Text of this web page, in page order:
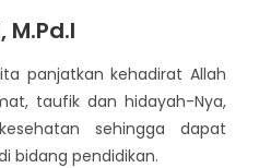
M.Pd.I
panjatkan kehadirat Allah
taufik dan hidayah-Nya,
sehingga dapat
bidang pendidikan.